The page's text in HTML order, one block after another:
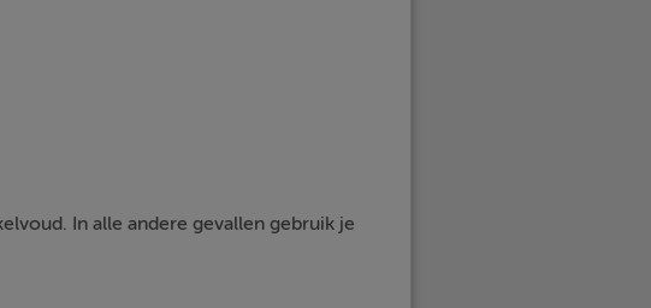
In alle andere gevallen gebruik je